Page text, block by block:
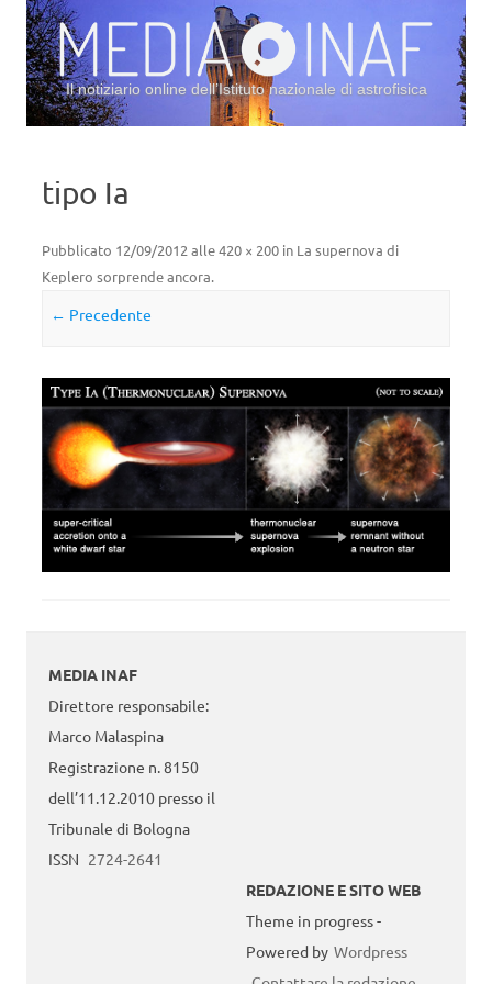
Il notiziario online dell’Istituto nazionale di astrofisica
tipo Ia
Pubblicato 12/09/2012 alle420 × 200 in La supernova di
Keplero sorprende ancora.
← Precedente
MEDIA INAF
Direttore responsabile:
Marco Malaspina
Registrazione n. 8150
dell’11.12.2010 presso il
Tribunale di Bologna
ISSN 2724-2641
REDAZIONE E SITO WEB
Theme in progress -
Powered by Wordpress